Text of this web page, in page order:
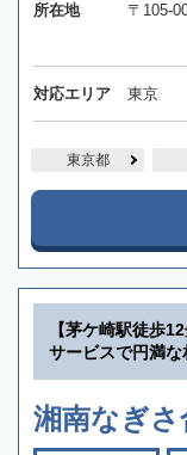
所在地 〒105-
対応エリア 東京
東京都
【茅ケ崎駅徒歩
サービスで円満
湘南なぎさ